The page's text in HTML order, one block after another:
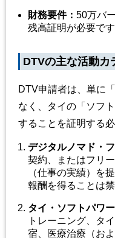
財務要件： 50万バ
残高証明が必要です
DTVの主な活動カ
DTV申請者は、単に
なく、タイの「ソフ
することを証明する
デジタルノマド・
契約、またはフリ
（仕事の実績）を
報酬を得ることは
タイ・ソフトパワ
トレーニング、タ
宿、医療治療（お